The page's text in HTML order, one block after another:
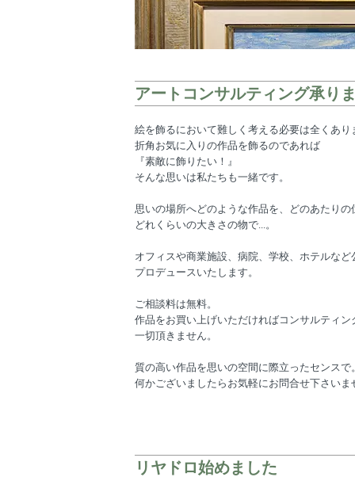
アートコンサルティング承り
絵を飾るにおいて難しく考える必要は全くあり
折角お気に入りの作品を飾るのであれば
『素敵に飾りたい！』
そんな思いは私たちも一緒です。
思いの場所へどのような作品を、どのあたりの
どれくらいの大きさの物で...。
オフィスや商業施設、病院、学校、ホテルなど
プロデュースいたします。
ご相談料は無料。
作品をお買い上げいただければコンサルティン
一切頂きません。
質の高い作品を思いの空間に際立ったセンスで
何かございましたらお気軽にお問合せ下さいま
リヤドロ始めました